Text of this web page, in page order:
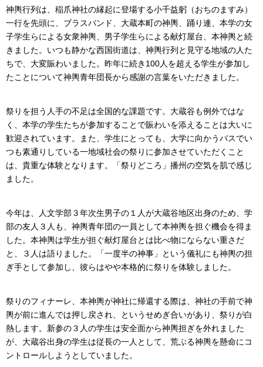
神輿行列は、稲爪神社の縁起に登場する小千益躬（おちのますみ）
一行を先頭に、ブラスバンド、大蔵本町の神輿、踊り連、本学の女
子学生らによる女衆神輿、男子学生らによる献灯屋台、本神輿と続
きました。いつも静かな西国街道は、神輿行列と見守る地域の人た
ちで、大変賑わいました。昨年に続き100人を超える学生が参加し
たことについて神輿青年団長から感謝の言葉をいただきました。
祭りを担う人手の不足は全国的な課題です。大蔵谷も例外ではな
く、本学の学生たちが参加することで賑わいを添えることは大いに
歓迎されています。また、学生にとっても、大学に向かうバスでい
つも素通りしている一地域社会の祭りに参加させていただくこと
は、貴重な体験となります。「祭りどころ」播州の空気を肌で感じ
ました。
今年は、人文学部３年次生男子の１人が大蔵谷地区出身のため、学
部の友人３人も、神輿青年団の一員として本神輿を担ぐ機会を得ま
した。本神輿は学生が担ぐ献灯屋台とは比べ物にならない重さだ
と、３人は語りました。「一度半の神事」という儀礼にも神輿の担
ぎ手として参加し、彼らはやや本格的に祭りを体験しました。
祭りのフィナーレ、本神輿が神社に帰還する際は、神社の手前で神
輿が前に進んでは押し戻され、というせめぎ合いがあり、祭りが白
熱します。新参の３人の学生は安全面から神輿担ぎを外れました
が、大蔵谷出身の学生は従長の一人として、荒ぶる神輿を懸命にコ
ントロールしようとしていました。